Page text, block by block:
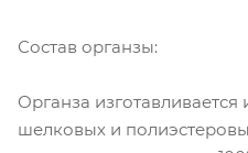
Состав органзы:
Органза
шелковых и